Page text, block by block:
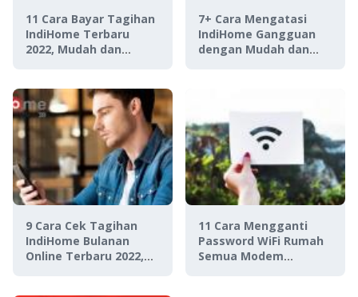
11 Cara Bayar Tagihan
IndiHome Terbaru
2022, Mudah dan
7+ Cara Mengatasi
IndiHome Gangguan
dengan Mudah dan
9 Cara Cek Tagihan
IndiHome Bulanan
Online Terbaru 2022,
11 Cara Mengganti
Password WiFi Rumah
Semua Modem